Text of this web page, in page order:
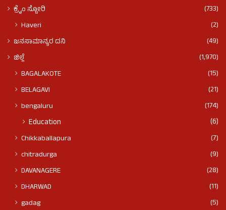
ಕ್ರೈಂ ಸ್ಟೋರಿ
(733)
Haveri (2)
ಜನಸಾಮಾನ್ಯರ ದನಿ
(49)
ಜಿಲ್ಲೆ
(1,970)
BAGALAKOTE
(15)
BELAGAVI
(21)
bengaluru
(174)
Education (6)
Chikkaballapura
(7)
chitradurga
(9)
DAVANAGERE
(28)
DHARWAD
(11)
gadag
(5)